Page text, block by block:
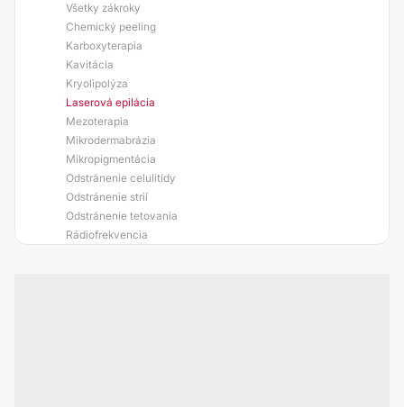
Všetky zákroky
Chemický peeling
Karboxyterapia
Kavitácia
Kryolipolýza
Laserová epilácia
Mezoterapia
Mikrodermabrázia
Mikropigmentácia
Odstránenie celulitídy
Odstránenie strií
Odstránenie tetovania
Rádiofrekvencia